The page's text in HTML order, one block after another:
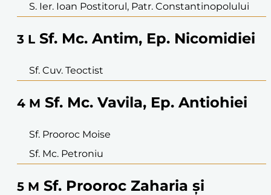
S. Ier. Ioan Postitorul, Patr. Constantinopolului
3 L Sf. Mc. Antim, Ep. Nicomidiei
Sf. Cuv. Teoctist
4 M Sf. Mc. Vavila, Ep. Antiohiei
Sf. Prooroc Moise
Sf. Mc. Petroniu
5 M Sf. Prooroc Zaharia şi